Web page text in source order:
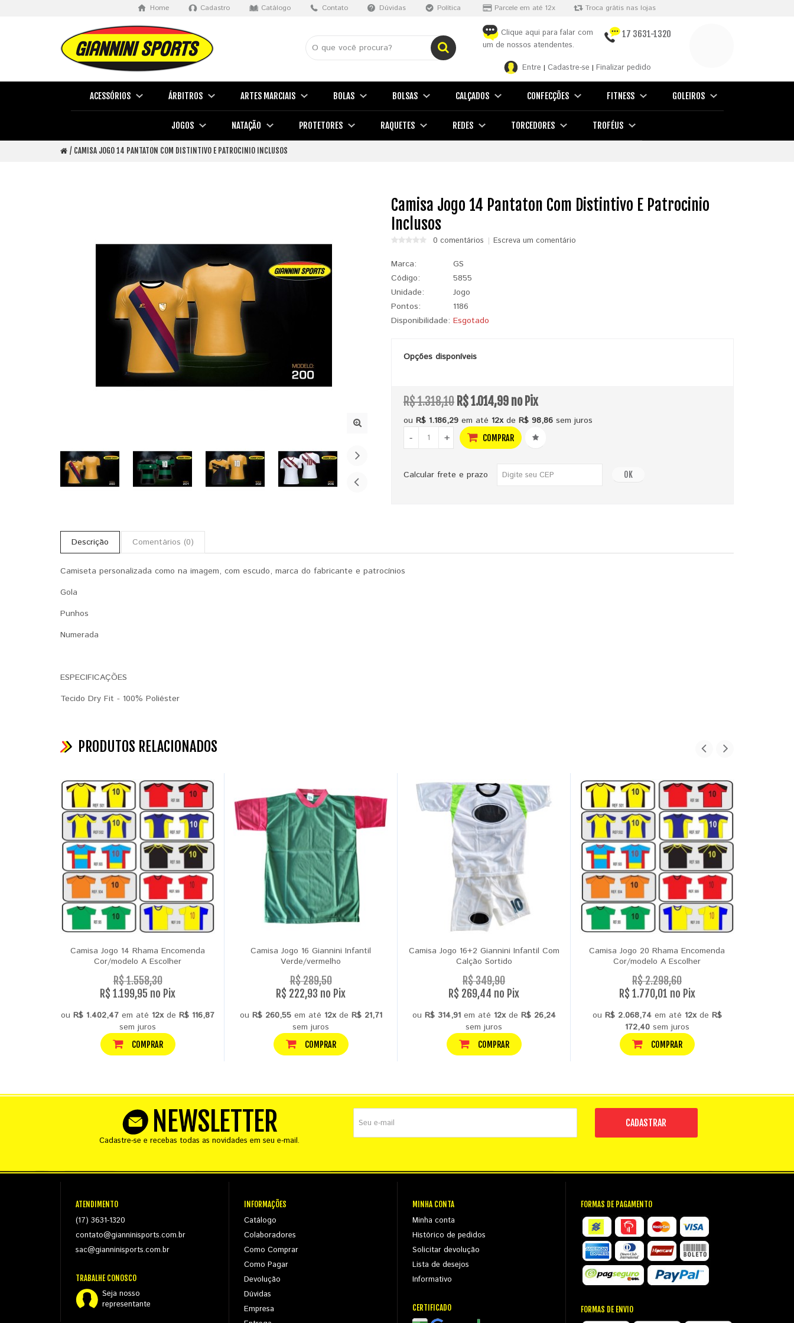
Home Cadastro Catálogo Contato Dúvidas Política Parcele em até 12x Troca grátis nas lojas
Clique aqui para falar com
um de nossos atendentes.
17 3631-1320
Entre | Cadastre-se | Finalizar pedido
ACESSÓRIOS ÁRBITROS ARTES MARCIAIS BOLAS BOLSAS CALÇADOS CONFECÇÕES FITNESS GOLEIROS
JOGOS NATAÇÃO PROTETORES RAQUETES REDES TORCEDORES TROFÉUS
CAMISA JOGO 14 PANTATON COM DISTINTIVO E PATROCINIO INCLUSOS
Camisa Jogo 14 Pantaton Com Distintivo E Patrocinio
Inclusos
0 comentários Escreva um comentário
Marca:
GS
Código:
5855
Unidade:
Jogo
Pontos:
1186
Disponibilidade: Esgotado
Opções disponíveis
R$ 1.318,10 R$ 1.014,99 no Pix
ou R$ 1.186,29em até 12xde R$ 98,86sem juros
-
+ COMPRAR
Calcular frete e prazo OK
Descrição Comentários (0)
Camiseta personalizada como na imagem, com escudo, marca do fabricante e patrocínios
Gola
Punhos
Numerada
ESPECIFICAÇÕES
Tecido Dry Fit - 100% Poliéster
PRODUTOS RELACIONADOS
Camisa Jogo 14 Rhama Encomenda
Cor/modelo A Escolher
R$ 1.558,30
R$ 1.199,95 no Pix
ou R$ 1.402,47 em até 12xde R$ 116,87
sem juros
COMPRAR
Camisa Jogo 16 Giannini Infantil
Verde/vermelho
R$ 289,50
R$ 222,93 no Pix
ou R$ 260,55em até 12xde R$ 21,71
sem juros
COMPRAR
Camisa Jogo 16+2 Giannini Infantil Com
Calção Sortido
R$ 349,90
R$ 269,44 no Pix
ou R$ 314,91em até 12xde R$ 26,24
sem juros
COMPRAR
Camisa Jogo 20 Rhama Encomenda
Cor/modelo A Escolher
R$ 2.298,60
R$ 1.770,01 no Pix
ou R$ 2.068,74em até 12xde R$
172,40sem juros
COMPRAR
NEWSLETTER
Cadastre-se e recebas todas as novidades em seu e-mail.
CADASTRAR
ATENDIMENTO
(17) 3631-1320
contato@gianninisports.com.br
sac@gianninisports.com.br
TRABALHE CONOSCO
Seja nosso
representante
INFORMAÇÕES
Catálogo
Colaboradores
Como Comprar
Como Pagar
Devolução
Dúvidas
Empresa
MINHA CONTA
Minha conta
Histórico de pedidos
Solicitar devolução
Lista de desejos
Informativo
CERTIFICADO
FORMAS DE PAGAMENTO
FORMAS DE ENVIO